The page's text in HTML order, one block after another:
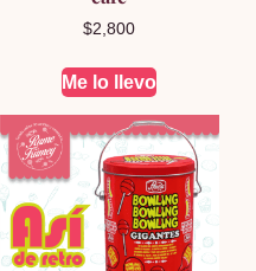
$2,800
Me lo llevo